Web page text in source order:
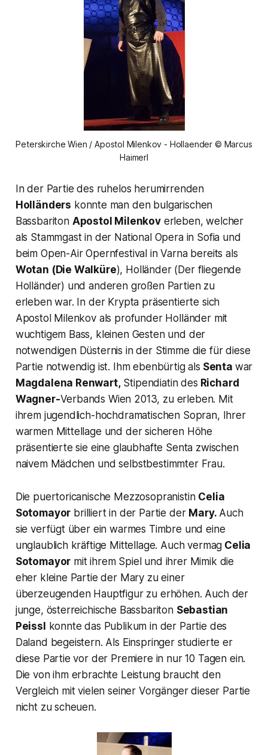
Peterskirche Wien / Apostol Milenkov - Hollaender © Marcus
Haimerl
In der Partie des ruhelos herumirrenden
Holländers konnte man den bulgarischen
Bassbariton Apostol Milenkoverleben, welcher
als Stammgast in der National Opera in Sofia und
beim Open-Air Opernfestival in Varna bereits als
Wotan (Die Walküre), Holländer (Der fliegende
Holländer) und anderen großen Partien zu
erleben war. In der Krypta präsentierte sich
Apostol Milenkov als profunder Holländer mit
wuchtigem Bass, kleinen Gesten und der
notwendigen Düsternis in der Stimme die für diese
Partie notwendig ist. Ihm ebenbürtig als Senta war
Magdalena Renwart,Stipendiatin des Richard
Wagner-Verbands Wien 2013, zu erleben. Mit
ihrem jugendlich-hochdramatischen Sopran, Ihrer
warmen Mittellage und der sicheren Höhe
präsentierte sie eine glaubhafte Senta zwischen
naivem Mädchen und selbstbestimmter Frau.
Die puertoricanische Mezzosopranistin Celia
Sotomayor brilliert in der Partie der Mary. Auch
sie verfügt über ein warmes Timbre und eine
unglaublich kräftige Mittellage. Auch vermag Celia
Sotomayor mit ihrem Spiel und ihrer Mimik die
eher kleine Partie der Mary zu einer
überzeugenden Hauptfigur zu erhöhen. Auch der
junge, österreichische Bassbariton Sebastian
Peissl
konnte das Publikum in der Partie des
Daland begeistern. Als Einspringer studierte er
diese Partie vor der Premiere in nur 10 Tagen ein.
Die von ihm erbrachte Leistung braucht den
Vergleich mit vielen seiner Vorgänger dieser Partie
nicht zu scheuen.